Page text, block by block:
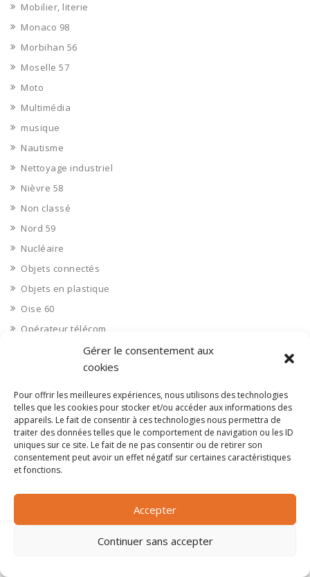
Gérer le consentement aux
cookies
Pour offrir les meilleures expériences, nous utilisons des technologies
telles que les cookies pour stocker et/ou accéder aux informations des
appareils. Le fait de consentir à ces technologies nous permettra de
traiter des données telles que le comportement de navigation ou les ID
uniques sur ce site. Le fait de ne pas consentir ou de retirer son
consentement peut avoir un effet négatif sur certaines caractéristiques
et fonctions.
Accepter
Continuer sans accepter
Mobilier, literie
Monaco 98
Morbihan 56
Moselle 57
Moto
Multimédia
musique
Nautisme
Nettoyage industriel
Nièvre 58
Non classé
Nord 59
Nucléaire
Objets connectés
Objets en plastique
Oise 60
Opérateur télécom
Opérateurs télécom
Ordinateurs
Orne 61
Ouvrages d’art
Paramédical, compléments alimentaires
Paris 75